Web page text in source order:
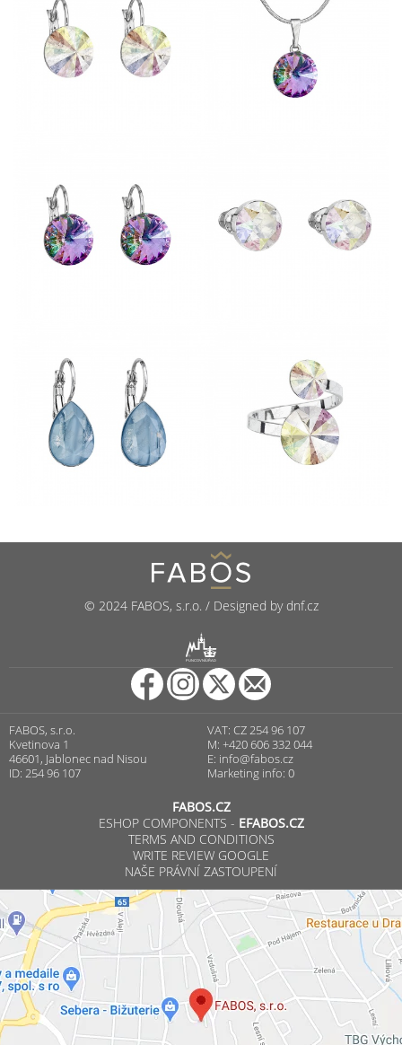
© 2024 FABOS, s.r.o. / Designed by dnf.cz
PUNCOVNÍ ÚŘAD
FABOS, s.r.o.
Kvetinova 1
46601, Jablonec nad Nisou
ID: 254 96 107
VAT: CZ 254 96 107
M: +420 606 332 044
E: info@fabos.cz
Marketing info: 0
FABOS.CZ
ESHOP COMPONENTS - EFABOS.CZ
TERMS AND CONDITIONS
WRITE REVIEW GOOGLE
NAŠE PRÁVNÍ ZASTOUPENÍ